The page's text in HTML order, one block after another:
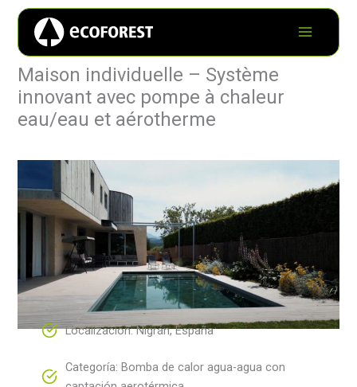
Maison individuelle – Système
innovant avec pompe à chaleur
eau/eau et aérotherme
Localizacion: Nigrán, España
Categoría: Bomba de calor agua-agua con